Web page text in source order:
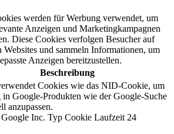
werden für Werbung verwendet, um
Anzeigen und Marketingkampagnen
Diese Cookies verfolgen Besucher auf
Websites und sammeln Informationen, um
Anzeigen bereitzustellen.
Beschreibung
Cookies wie das NID-Cookie, um
in Google-Produkten wie der Google-Suche
anzupassen.
Google Inc. Typ Cookie Laufzeit 24